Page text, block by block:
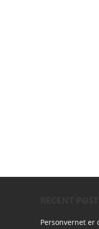
Personvernet er